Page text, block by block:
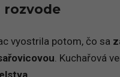
rozvode
vyostrila potom, čo sa
. Kuchařová